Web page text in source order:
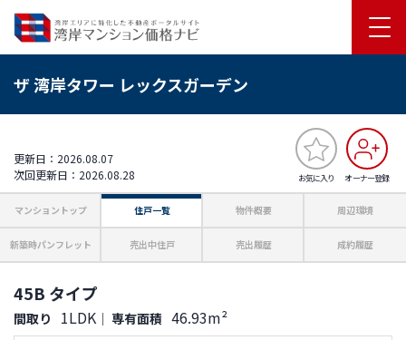
ザ 湾岸タワー レックスガーデン
お気に入り オーナー登録
更新日：2026.08.07
次回更新日：2026.08.28
マンショントップ 住戸一覧 物件概要 周辺環境
新築時パンフレット 売出中住戸 売出履歴 成約履歴
45B タイプ
間取り 1LDK ｜ 専有面積 46.93m²